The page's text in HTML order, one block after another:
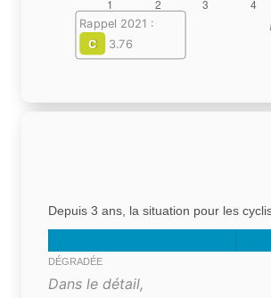
Rappel 2021 :
C
3.76
Depuis 3 ans, la situation pour les
DÉGRADÉE
Dans le détail,